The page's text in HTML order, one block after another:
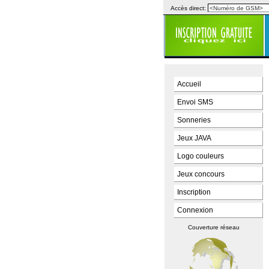
Accès direct:
Accueil
Envoi SMS
Sonneries
Jeux JAVA
Logo couleurs
Jeux concours
Inscription
Connexion
Couverture réseau